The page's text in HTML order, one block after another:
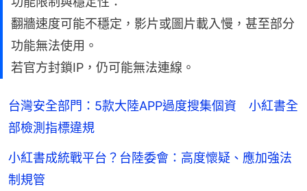
翻牆速度可能不穩定，影片或圖片載入慢，甚至部分
功能無法使用。
若官方封鎖IP，仍可能無法連線。
台灣安全部門：5款大陸APP過度搜集個資 小紅書全
部檢測指標違規
小紅書成統戰平台？台陸委會：高度懷疑、應加強法
制規管